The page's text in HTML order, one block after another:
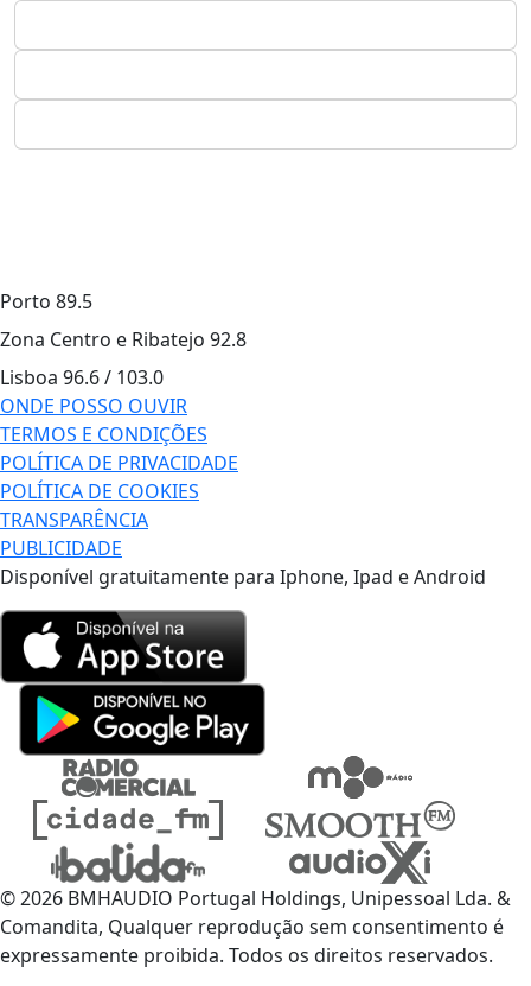
Porto 89.5
Zona Centro e Ribatejo 92.8
Lisboa 96.6 / 103.0
ONDE POSSO OUVIR
TERMOS E CONDIÇÕES
POLÍTICA DE PRIVACIDADE
POLÍTICA DE COOKIES
TRANSPARÊNCIA
PUBLICIDADE
Disponível gratuitamente para Iphone, Ipad e Android
© 2026 BMHAUDIO Portugal Holdings, Unipessoal Lda. &
Comandita, Qualquer reprodução sem consentimento é
expressamente proibida. Todos os direitos reservados.